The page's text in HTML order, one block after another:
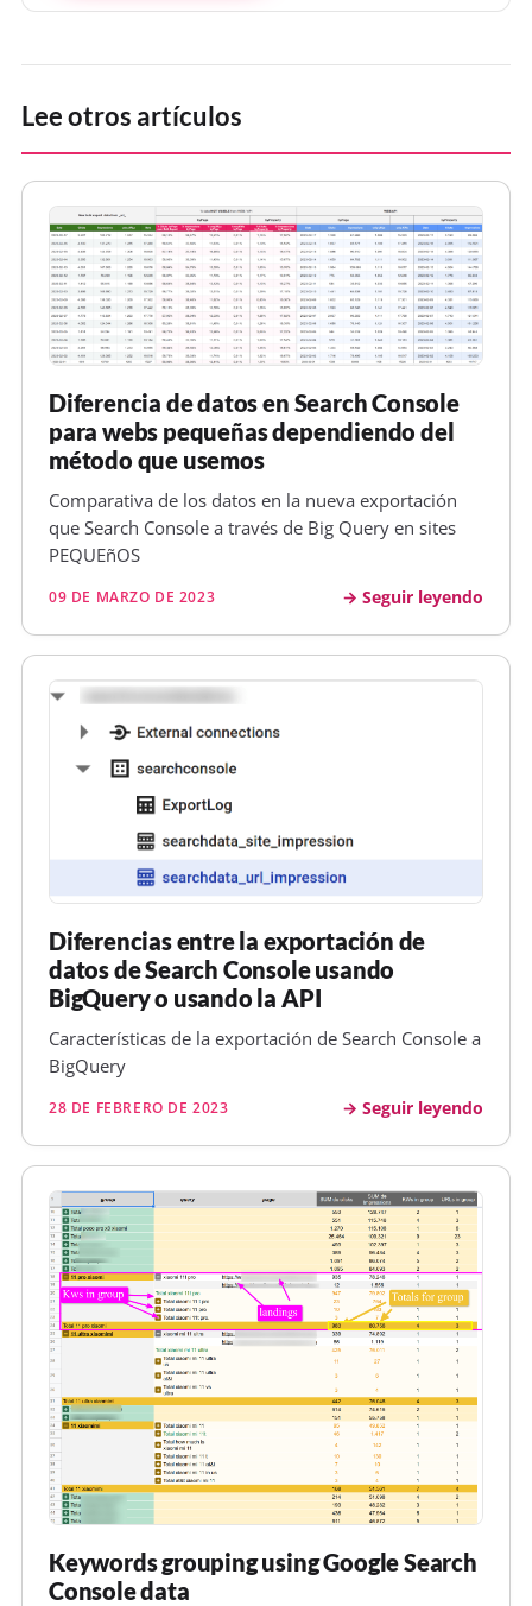
Lee otros artículos
Diferencia de datos en Search Console
para webs pequeñas dependiendo del
método que usemos
Comparativa de los datos en la nueva exportación
que Search Console a través de Big Query en sites
PEQUEñOS
09 DE MARZO DE 2023 Seguir leyendo
Diferencias entre la exportación de
datos de Search Console usando
BigQuery o usando la API
Características de la exportación de Search Console a
BigQuery
28 DE FEBRERO DE 2023 Seguir leyendo
Keywords grouping using Google Search
Console data